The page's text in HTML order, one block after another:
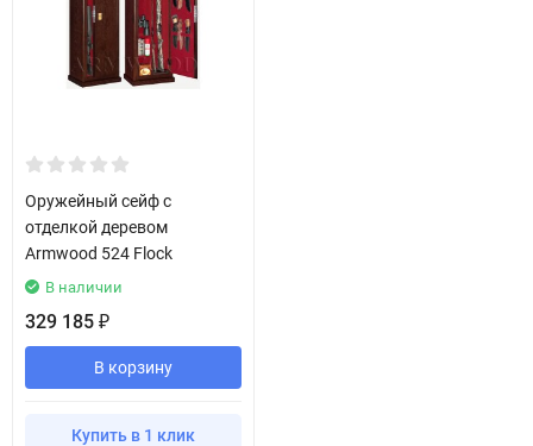
Оружейный сейф с
отделкой деревом
Armwood 524 Flock
В наличии
329 185 ₽
В корзину
Купить в 1 клик